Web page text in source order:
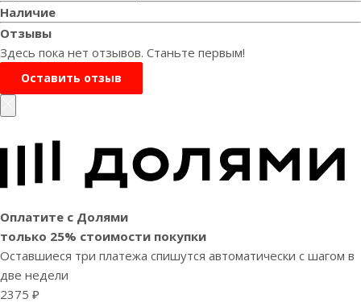
Наличие
Отзывы
Здесь пока нет отзывов. Станьте первым!
Оставить отзыв
Оплатите с Долями
только 25% стоимости покупки
Оставшиеся три платежа спишутся автоматически с шагом в
две недели
2375 ₽